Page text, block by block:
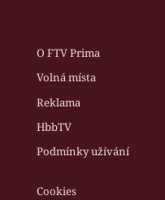
O FTV Prima
Volná místa
Reklama
HbbTV
Podmínky užívání
Cookies